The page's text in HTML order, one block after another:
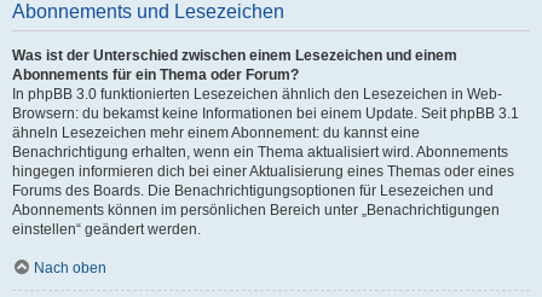
Abonnements und Lesezeichen
Was ist der Unterschied zwischen einem Lesezeichen und einem
Abonnements für ein Thema oder Forum?
In phpBB 3.0 funktionierten Lesezeichen ähnlich den Lesezeichen in Web-
Browsern: du bekamst keine Informationen bei einem Update. Seit phpBB 3.1
ähneln Lesezeichen mehr einem Abonnement: du kannst eine
Benachrichtigung erhalten, wenn ein Thema aktualisiert wird. Abonnements
hingegen informieren dich bei einer Aktualisierung eines Themas oder eines
Forums des Boards. Die Benachrichtigungsoptionen für Lesezeichen und
Abonnements können im persönlichen Bereich unter „Benachrichtigungen
einstellen“ geändert werden.
Nach oben